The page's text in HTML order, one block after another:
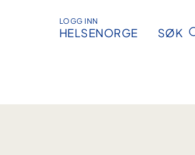
LOGG INN
HELSENORGE SØK